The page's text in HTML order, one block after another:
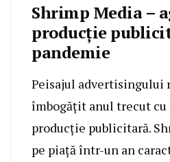
Shrimp Media –
producție
pandemie
Peisajul advertisingului
îmbogățit anul trecut cu
producție publicitară.
pe piață într-un an